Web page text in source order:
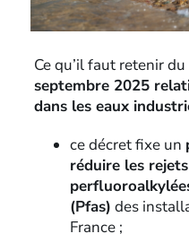
Ce qu’il faut retenir du
septembre 2025
dans les eaux
ce décret fixe un
réduire les
(Pfas) des
France ;